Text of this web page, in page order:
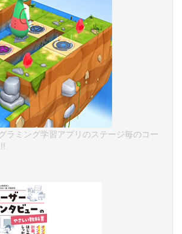
ラミング学習アプリのステージ毎のコー